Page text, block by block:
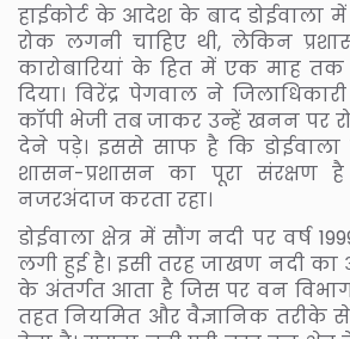
हाईकोर्ट के आदेश के बाद डोईवाला
रोक लगनी चाहिए थी, लेकिन
कारोबारियां के हित में एक माह
दिया। विरेंद्र पेगवाल ने
कॉपी भेजी तब जाकर उन्हें खनन
देने पड़े। इससे साफ है कि
शासन-प्रशासन का पूरा संरक्षण
नजरअंदाज करता रहा।
डोईवाला क्षेत्र में सौंग नदी पर वर्ष
लगी हुई है। इसी तरह जाखण नदी का
के अंतर्गत आता है जिस पर वन
तहत नियमित और वैज्ञानिक